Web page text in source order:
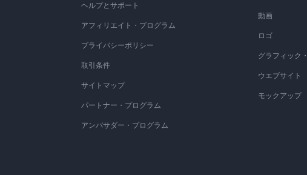
ヘルプとサポート
アフィリエイト・プログラム
プライバシーポリシー
取引条件
サイトマップ
パートナー・プログラム
アンバサダー・プログラム
動画
ロゴ
グラフィック
ウエブサイト
モックアップ